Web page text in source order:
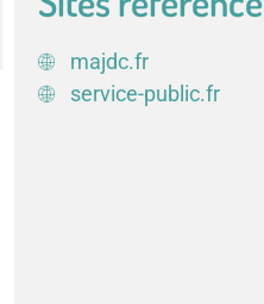
majdc.fr
service-public.fr